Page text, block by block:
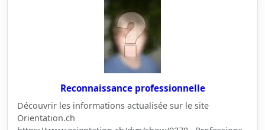
Reconnaissance professionnelle
Découvrir les informations actualisée sur le site
Orientation.ch